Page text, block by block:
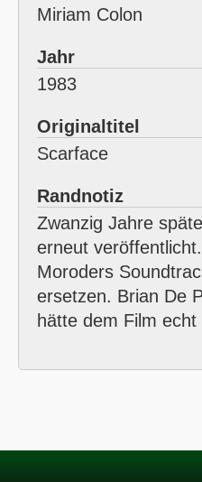
Miriam Colon
Jahr
1983
Originaltitel
Scarface
Randnotiz
Zwanzig Jahre
erneut
Moroders
ersetzen. Brian De
hätte dem Film